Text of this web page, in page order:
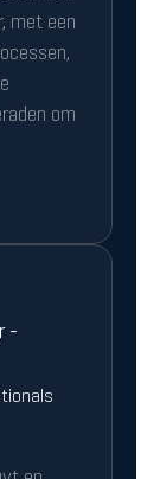
met een
om
-